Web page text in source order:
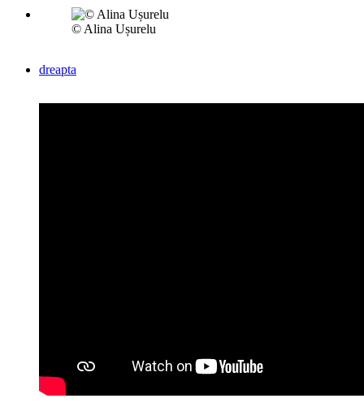
© Alina Ușurelu
dreapta